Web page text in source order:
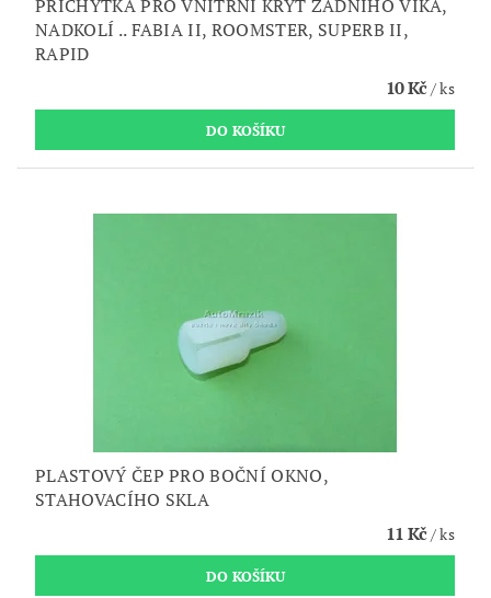
PŘÍCHYTKA PRO VNITŘNÍ KRYT ZADNÍHO VÍKA,
NADKOLÍ .. FABIA II, ROOMSTER, SUPERB II,
RAPID
10 Kč/ ks
PLASTOVÝ ČEP PRO BOČNÍ OKNO,
STAHOVACÍHO SKLA
11 Kč/ ks